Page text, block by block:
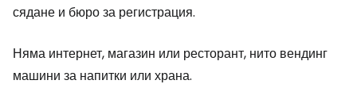
сядане и бюро за регистрация.
Няма интернет, магазин или ресторант, нито вендинг
машини за напитки или храна.